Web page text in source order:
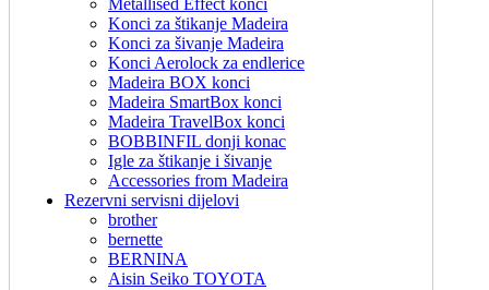
Metallised Effect konci
Konci za štikanje Madeira
Konci za šivanje Madeira
Konci Aerolock za endlerice
Madeira BOX konci
Madeira SmartBox konci
Madeira TravelBox konci
BOBBINFIL donji konac
Igle za štikanje i šivanje
Accessories from Madeira
Rezervni servisni dijelovi
brother
bernette
BERNINA
Aisin Seiko TOYOTA